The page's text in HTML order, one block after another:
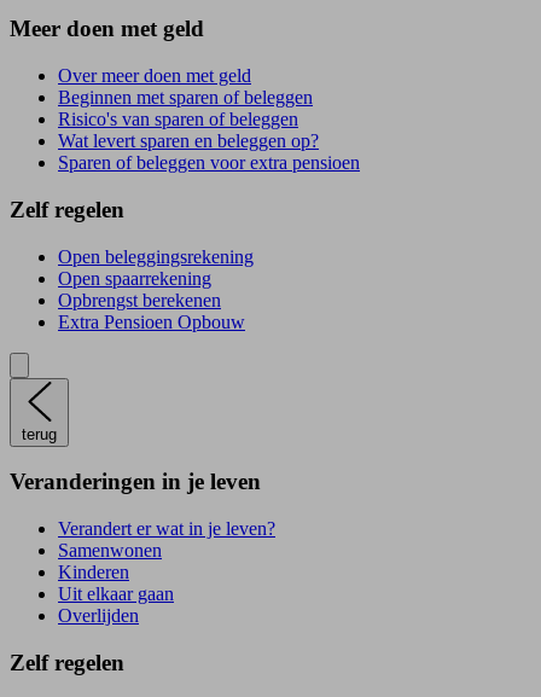
Meer doen met geld
Over meer doen met geld
Beginnen met sparen of beleggen
Risico's van sparen of beleggen
Wat levert sparen en beleggen op?
Sparen of beleggen voor extra pensioen
Zelf regelen
Open beleggingsrekening
Open spaarrekening
Opbrengst berekenen
Extra Pensioen Opbouw
terug
Veranderingen in je leven
Verandert er wat in je leven?
Samenwonen
Kinderen
Uit elkaar gaan
Overlijden
Zelf regelen